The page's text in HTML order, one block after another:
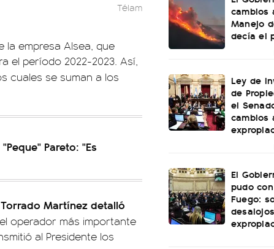
Télam
la empresa Alsea, que
el período 2022-2023. Así,
cuales se suman a los
Pareto: "Es
Martínez detalló
operador más importante
al Presidente los
cambios
Manejo
decía el
Ley de
de
el
cambios
El
pudo
Fuego: